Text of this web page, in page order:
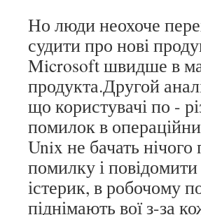
Но люди неохоче
судити про нові
Microsoft швидше в
продукта.Другой
що користувачі по -
помилок в
Unix не бачать
помилку і повідомити
істерик, в робочому
піднімають вої з-за